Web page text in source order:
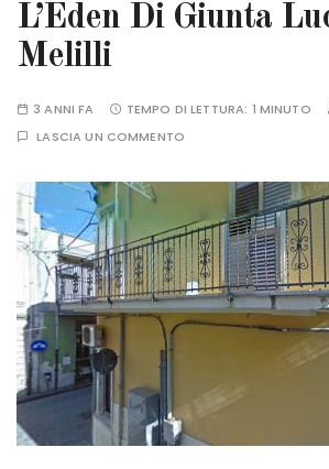
L’Eden Di Giunta
Melilli
3 ANNI FA TEMPO DI LETTURA: 1 MINUTO
LASCIA UN COMMENTO